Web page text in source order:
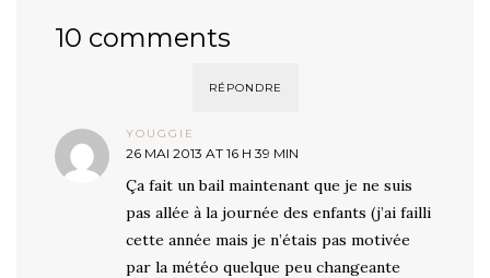
10 comments
RÉPONDRE
YOUGGIE
26 MAI 2013 AT 16 H 39 MIN
Ça fait un bail maintenant que je ne suis
pas allée à la journée des enfants (j’ai failli
cette année mais je n’étais pas motivée
par la météo quelque peu changeante